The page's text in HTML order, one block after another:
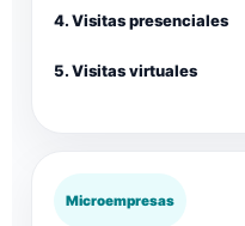
4. Visitas presenciales
5. Visitas virtuales
Microempresas